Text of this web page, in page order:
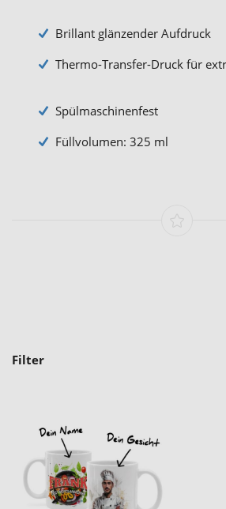
Brillant glänzender Aufdruck
Thermo-Transfer-Druck für
Spülmaschinenfest
Füllvolumen: 325 ml
Filter